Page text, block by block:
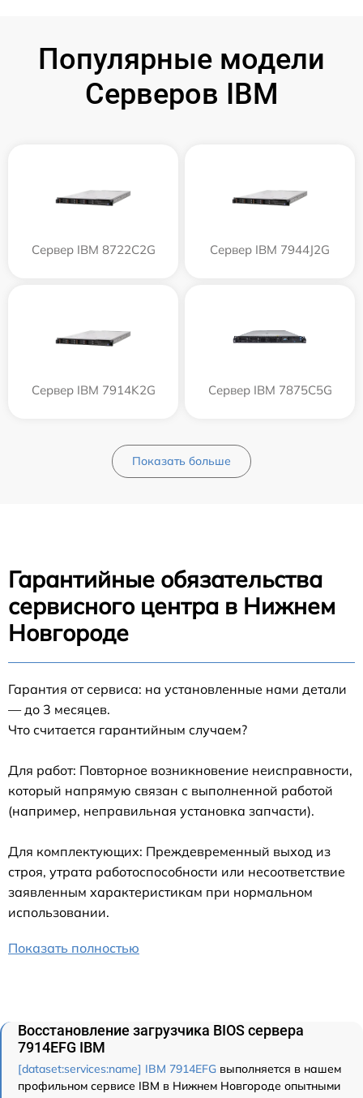
Популярные модели
Серверов IBM
Сервер IBM 8722C2G Сервер IBM 7944J2G
Сервер IBM 7914K2G Сервер IBM 7875C5G
Показать больше
Гарантийные обязательства
сервисного центра в Нижнем
Новгороде
Гарантия от сервиса: на установленные нами детали
— до 3 месяцев.
Что считается гарантийным случаем?
Для работ: Повторное возникновение неисправности,
который напрямую связан с выполненной работой
(например, неправильная установка запчасти).
Для комплектующих: Преждевременный выход из
строя, утрата работоспособности или несоответствие
заявленным характеристикам при нормальном
использовании.
Показать полностью
Восстановление загрузчика BIOS сервера
7914EFG IBM
[dataset:services:name] IBM 7914EFG выполняется в нашем
профильном сервисе IBM в Нижнем Новгороде опытными